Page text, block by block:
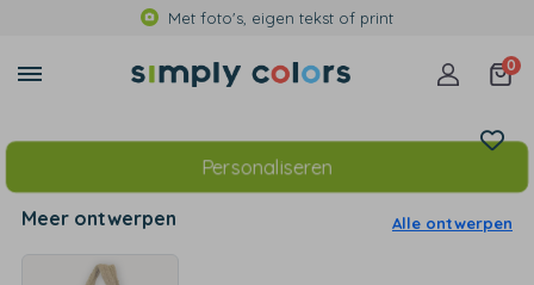
Met foto's, eigen tekst of print
0
Personaliseren
Meer ontwerpen Alle ontwerpen